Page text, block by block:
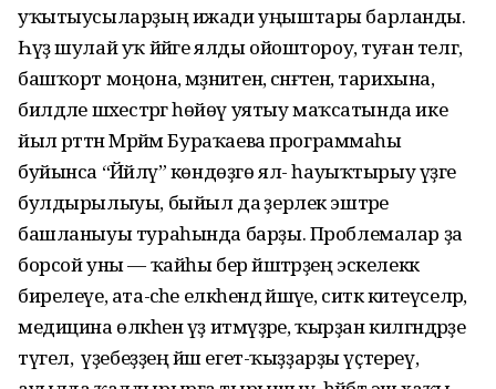
уҡытыусыларҙың ижади уңыштары барланды.
Һүҙ шулай уҡ йәйге ялды ойоштороу, туған телгә,
башҡорт моңона, мәҙәниәтенә, сәнғәтенә, тарихына,
билдәле шәхестәргә һөйөү уятыу маҡсатында ике
йыл рәттән Мәрйәм Бураҡаева программаһы
буйынса “Йәйләү” көндөҙгө ял- һауыҡтырыу үҙәге
булдырылыуы, быйыл да әҙерлек эштәре
башланыуы тураһында барҙы. Проблемалар ҙа
борсой уны — ҡайһы бер йәштәрҙең эскелеккә
бирелеүе, ата-әсәһе елкәһендә йәшәүе, ситкә китеүселәр,
медицина өлкәһен үҙ итмәүҙәре, ҡырҙан килгәндәрҙе
түгел, ә үҙебеҙҙең йәш егет-ҡыҙҙарҙы үҫтереү,